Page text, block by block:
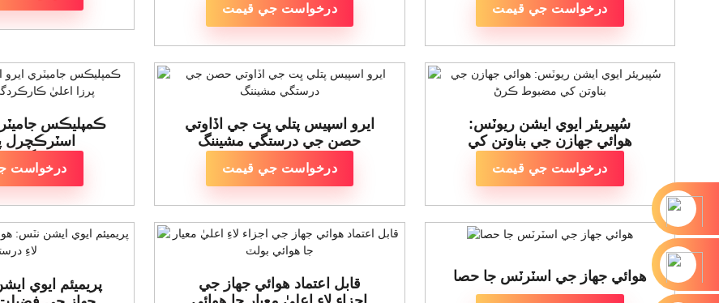
درخواست جي قيمت درخواست جي قيمت
ڪمپليڪس
اسٽرڪچرل
ڪارڪردگي
درخواست
ايرو اسپيس پتلي ڀت جي اڏاوتي
حصن جي درستگي مشيننگ
درخواست جي قيمت
سُپيريئر ايوي ايشن ريوٽس:
هوائي جهازن جي بناوتن کي
درخواست جي قيمت
پريميئم ايوي
قابل اعتماد هوائي جهاز جي
هوائي جهاز جي اسٽرٽس جا حصا